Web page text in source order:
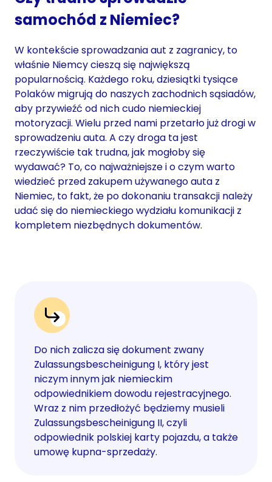
samochód z Niemiec?
W kontekście sprowadzania aut z zagranicy, to
właśnie Niemcy cieszą się największą
popularnością. Każdego roku, dziesiątki tysiące
Polaków migrują do naszych zachodnich sąsiadów,
aby przywieźć od nich cudo niemieckiej
motoryzacji. Wielu przed nami przetarło już drogi w
sprowadzeniu auta. A czy droga ta jest
rzeczywiście tak trudna, jak mogłoby się
wydawać? To, co najważniejsze i o czym warto
wiedzieć przed zakupem używanego auta z
Niemiec, to fakt, że po dokonaniu transakcji należy
udać się do niemieckiego wydziału komunikacji z
kompletem niezbędnych dokumentów.
Do nich zalicza się dokument zwany
Zulassungsbescheinigung I, który jest
niczym innym jak niemieckim
odpowiednikiem dowodu rejestracyjnego.
Wraz z nim przedłożyć będziemy musieli
Zulassungsbescheinigung II, czyli
odpowiednik polskiej karty pojazdu, a także
umowę kupna-sprzedaży.